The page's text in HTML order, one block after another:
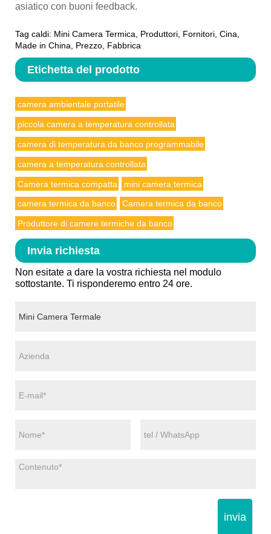
asiatico con buoni feedback.
Tag caldi: Mini Camera Termica, Produttori, Fornitori, Cina,
Made in China, Prezzo, Fabbrica
Etichetta del prodotto
camera ambientale portatile
piccola camera a temperatura controllata
camera di temperatura da banco programmabile
camera a temperatura controllata
Camera termica compatta mini camera termica
camera termica da banco Camera termica da banco
Produttore di camere termiche da banco
Invia richiesta
Non esitate a dare la vostra richiesta nel modulo
sottostante. Ti risponderemo entro 24 ore.
invia